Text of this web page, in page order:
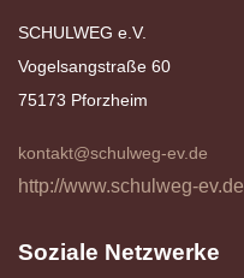
SCHULWEG e.V.
Vogelsangstraße 60
75173 Pforzheim
kontakt@schulweg-ev.de
http://www.schulweg-ev.de
Soziale Netzwerke